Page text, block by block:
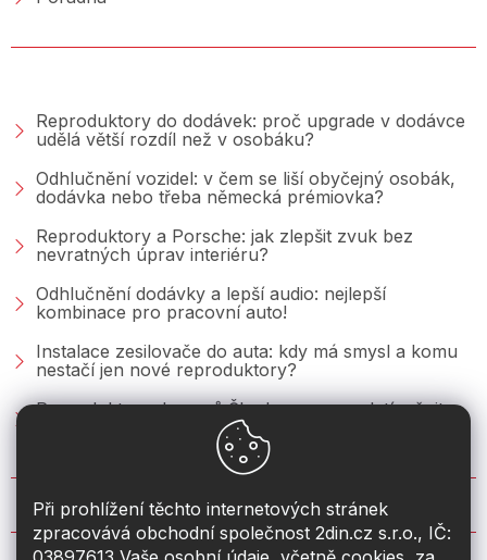
Při prohlížení těchto internetových stránek
zpracovává obchodní společnost 2din.cz s.r.o., IČ:
Reproduktory do dodávek: proč upgrade v dodávce
udělá větší rozdíl než v osobáku?
Odhlučnění vozidel: v čem se liší obyčejný osobák,
dodávka nebo třeba německá prémiovka?
Reproduktory a Porsche: jak zlepšit zvuk bez
nevratných úprav interiéru?
Odhlučnění dodávky a lepší audio: nejlepší
kombinace pro pracovní auto!
Instalace zesilovače do auta: kdy má smysl a komu
nestačí jen nové reproduktory?
Reproduktory do vozů Škoda: co se vyplatí měnit u
Fabie, Octavie a Superbu?
KONTAKT